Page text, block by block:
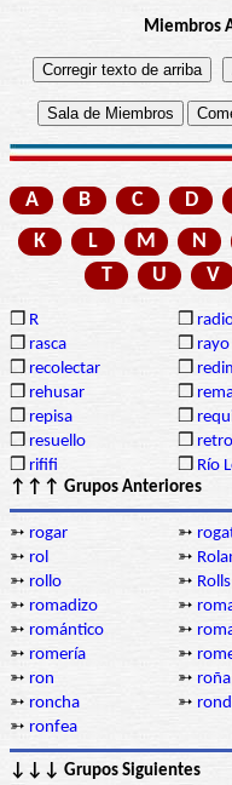
Miembros
A B C D
K
L M N
T
U V
❒ R ❒
❒ rasca ❒ rayo
❒ recolectar ❒
❒ rehusar ❒
❒ repisa ❒
❒ resuello ❒
❒ rififi ❒ Río
↑↑↑ Grupos Anteriores
➳ rogar ➳
➳ rol ➳
➳ rollo ➳
➳ romadizo ➳
➳ romántico ➳
➳ romería ➳
➳ ron ➳ roña
➳ roncha ➳
➳ ronfea
↓↓↓ Grupos Siguientes